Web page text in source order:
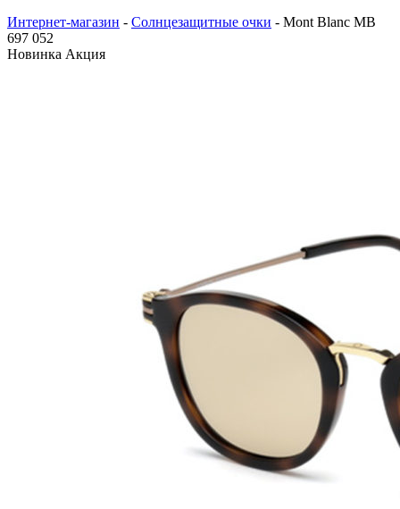
Интернет-магазин - Солнцезащитные очки - Mont Blanc MB
697 052
Новинка Акция